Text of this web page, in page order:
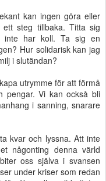
kan ingen göra eller
steg tillbaka. Titta sig
inte har koll. Ta sig en
Hur solidarisk kan jag
i slutändan?
utrymme för att förmå
pengar. Vi kan också bli
i sanning, snarare
kvar och lyssna. Att inte
någonting denna värld
oss själva i svansen
under kriser som redan